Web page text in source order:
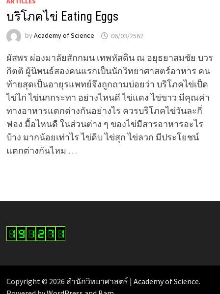
บริโภคไข่ Eating Eggs
by Academy of Science 06/03/2562
ผัสพร ผ่องมาลัยสักกมน เทพหัสดิน ณ อยุธยาสมชัย บวร
กิตติ ผู้นิพนธ์สองคนแรกเป็นนักวิทยาศาสตร์อาหาร คน
ท้ายสุดเป็นอายุรแพทย์จึงถูกถามบ่อยว่า บริโภคไข่เป็ด
ไข่ไก่ ไข่นกกระทา อย่างไหนดี ไข่แดง ไข่ขาว มีคุณค่า
ทางอาหารแตกต่างกันอย่างไร ควรบริโภคไข่วันละกี่
ฟอง มื้อไหนดี ในส่วนต่าง ๆ ของไข่มีสารอาหารอะไร
บ้าง มากน้อยเท่าไร ไข่ดิบ ไข่สุก ไข่ลวก มีประโยชน์
แตกต่างกันไหม …
Copyright © 2026 สำนักวิทยาศาสตร์ | Academy of Science.